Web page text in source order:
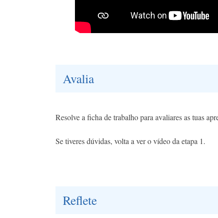
Avalia
Resolve a ficha de trabalho para avaliares as tuas
Se tiveres dúvidas, volta a ver o vídeo da etapa 1.
Reflete